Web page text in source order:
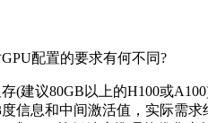
配置的要求有何不同?
议80GB以上的H100或
信息和中间激活值，实际需